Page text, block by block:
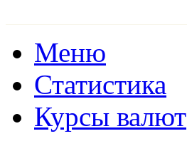
Меню
Статистика
Курсы валют